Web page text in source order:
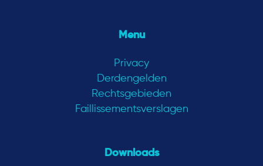
Menu
Privacy
Derdengelden
Rechtsgebieden
Faillissementsverslagen
Downloads